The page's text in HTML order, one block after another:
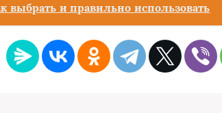
выбрать и правильно использовать